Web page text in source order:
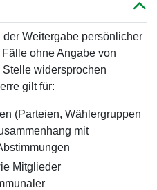
Weitergabe persönlicher
ohne Angabe von
widersprochen
gilt für:
(Parteien, Wählergruppen
mit
Mitglieder